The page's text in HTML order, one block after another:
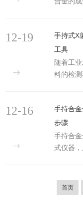
些仪器
光，分
建立元素
含量信
虑，尤
将讨论
原理手
这些荧
手持式X
工具
随着工
料的检
域。它
点，成
作原理
（XRF
二次X射
12-19
手持合
步骤
手持合
式仪器
结果的
分析仪
12-16
首页